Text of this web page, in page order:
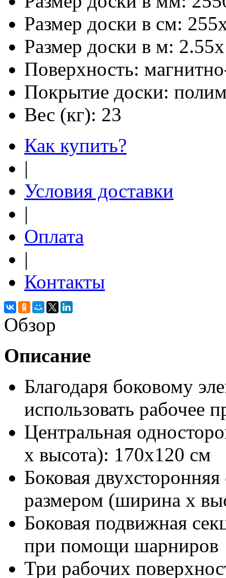
Размер доски в см:
Размер доски в м:
Поверхность:
Покрытие доски:
Вес (кг): 23
Как купить?
|
Условия доставки
|
Оплата
|
Контакты
Обзор
Описание
Благодаря боковому
использовать рабочее
Центральная
х высота): 170х120 см
Боковая
размером (ширина х
Боковая подвижная
при помощи шарниров
Три рабочих